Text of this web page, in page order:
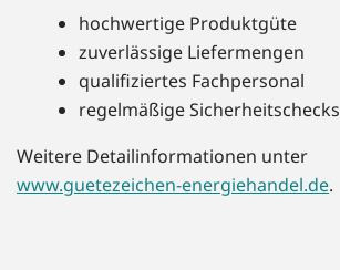
hochwertige Produktgüte
zuverlässige Liefermengen
qualifiziertes Fachpersonal
regelmäßige Sicherheitschecks
Weitere Detailinformationen unter
www.guetezeichen-energiehandel.de.